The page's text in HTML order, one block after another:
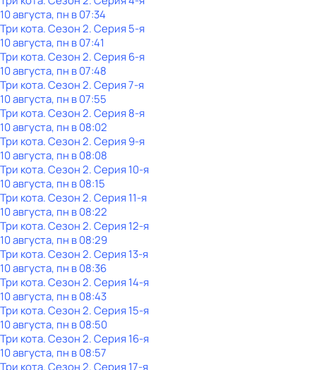
10 августа, пн в 07:34
Три кота. Сезон 2. Серия 5-я
10 августа, пн в 07:41
Три кота. Сезон 2. Серия 6-я
10 августа, пн в 07:48
Три кота. Сезон 2. Серия 7-я
10 августа, пн в 07:55
Три кота. Сезон 2. Серия 8-я
10 августа, пн в 08:02
Три кота. Сезон 2. Серия 9-я
10 августа, пн в 08:08
Три кота. Сезон 2. Серия 10-я
10 августа, пн в 08:15
Три кота. Сезон 2. Серия 11-я
10 августа, пн в 08:22
Три кота. Сезон 2. Серия 12-я
10 августа, пн в 08:29
Три кота. Сезон 2. Серия 13-я
10 августа, пн в 08:36
Три кота. Сезон 2. Серия 14-я
10 августа, пн в 08:43
Три кота. Сезон 2. Серия 15-я
10 августа, пн в 08:50
Три кота. Сезон 2. Серия 16-я
10 августа, пн в 08:57
Три кота. Сезон 2. Серия 17-я